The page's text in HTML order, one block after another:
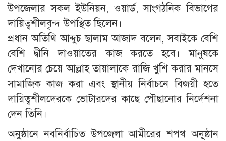
উপজেলার সকল ইউনিয়ন, ওয়ার্ড, সাংগঠনিক বিভাগের
দায়িত্বশীলবৃন্দ উপস্থিত ছিলেন।
প্রধান অতিথি আব্দুচ ছালাম আজাদ বলেন, সবাইকে বেশি
বেশি দ্বীনি দাওয়াতের কাজ করতে হবে। মানুষকে
দেখানোর চেয়ে আল্লাহ তায়ালাকে রাজি খুশি করার মানসে
সামাজিক কাজ করা এবং স্থানীয় নির্বাচনে বিজয়ী হতে
দায়িত্বশীলদেরকে ভোটারদের কাছে পৌছানোর নির্দেশনা
দেন তিনি।
অনুষ্ঠানে নবনির্বাচিত উপজেলা আমীরের শপথ অনুষ্ঠান